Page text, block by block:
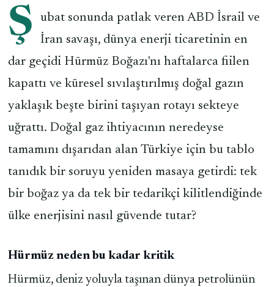
Ş
ubat sonunda patlak veren ABD İsrail ve
İran savaşı, dünya enerji ticaretinin en
dar geçidi Hürmüz Boğazı'nı haftalarca fiilen
kapattı ve küresel sıvılaştırılmış doğal gazın
yaklaşık beşte birini taşıyan rotayı sekteye
uğrattı. Doğal gaz ihtiyacının neredeyse
tamamını dışarıdan alan Türkiye için bu tablo
tanıdık bir soruyu yeniden masaya getirdi: tek
bir boğaz ya da tek bir tedarikçi kilitlendiğinde
ülke enerjisini nasıl güvende tutar?
Hürmüz neden bu kadar kritik
Hürmüz, deniz yoluyla taşınan dünya petrolünün